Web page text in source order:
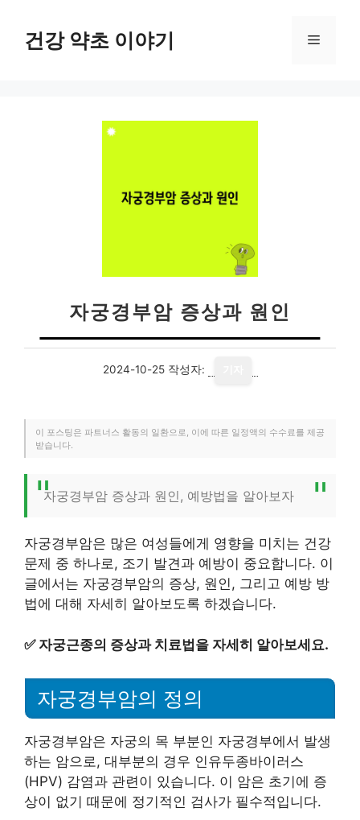
건강 약초 이야기 메
자궁경부암 증상과 원인
2024-10-25 작성자:
이 포스팅은 파트너스 활동의 일환으로, 이에 따른 일정액의 수수료를 제공
받습니다.
자궁경부암 증상과 원인, 예방법을 알아보자
자궁경부암은 많은 여성들에게 영향을 미치는 건강
문제 중 하나로, 조기 발견과 예방이 중요합니다. 이
글에서는 자궁경부암의 증상, 원인, 그리고 예방 방
법에 대해 자세히 알아보도록 하겠습니다.
✅ 자궁근종의 증상과 치료법을 자세히 알아보세요.
자궁경부암의 정의
자궁경부암은 자궁의 목 부분인 자궁경부에서 발생
하는 암으로, 대부분의 경우 인유두종바이러스
(HPV) 감염과 관련이 있습니다. 이 암은 초기에 증
상이 없기 때문에 정기적인 검사가 필수적입니다.